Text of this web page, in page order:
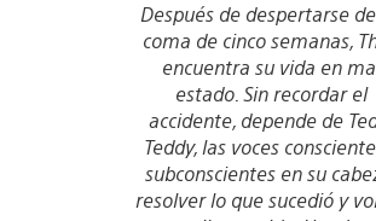
Después de despertarse
coma de cinco semanas,
encuentra su vida en
estado. Sin recordar el
accidente, depende de
Teddy, las voces
subconscientes en su
resolver lo que sucedió y